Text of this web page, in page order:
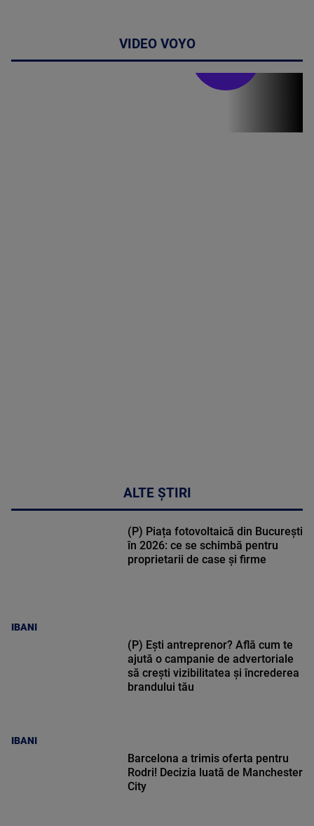
VIDEO VOYO
ALTE ȘTIRI
IBANI
(P) Piața fotovoltaică din București
în 2026: ce se schimbă pentru
proprietarii de case și firme
IBANI
(P) Ești antreprenor? Află cum te
ajută o campanie de advertoriale
să crești vizibilitatea și încrederea
brandului tău
Barcelona a trimis oferta pentru
Rodri! Decizia luată de Manchester
City